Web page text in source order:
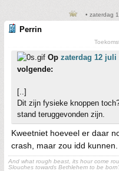
• zaterdag
Perrin
Op zaterdag 12 juli
volgende:
[..]
Dit zijn fysieke knoppen
stand teruggevonden zijn.
Kweetniet hoeveel er daar
crash, maar zou idd kunnen.
And what rough beast, its hour come
Slouches towards Bethlehem to be